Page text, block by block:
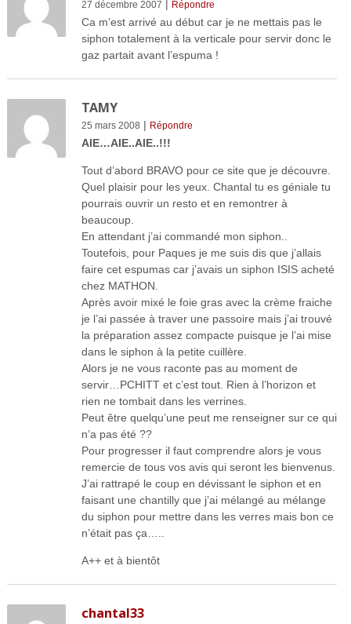
27 décembre 2007 | Répondre
Ca m’est arrivé au début car je ne mettais pas le
siphon totalement à la verticale pour servir donc le
gaz partait avant l’espuma !
TAMY
25 mars 2008 | Répondre
AIE…AIE..AIE..!!!
Tout d’abord BRAVO pour ce site que je découvre.
Quel plaisir pour les yeux. Chantal tu es géniale tu
pourrais ouvrir un resto et en remontrer à
beaucoup.
En attendant j’ai commandé mon siphon..
Toutefois, pour Paques je me suis dis que j’allais
faire cet espumas car j’avais un siphon ISIS acheté
chez MATHON.
Après avoir mixé le foie gras avec la crème fraiche
je l’ai passée à traver une passoire mais j’ai trouvé
la préparation assez compacte puisque je l’ai mise
dans le siphon à la petite cuillère.
Alors je ne vous raconte pas au moment de
servir…PCHITT et c’est tout. Rien à l’horizon et
rien ne tombait dans les verrines.
Peut être quelqu’une peut me renseigner sur ce qui
n’a pas été ??
Pour progresser il faut comprendre alors je vous
remercie de tous vos avis qui seront les bienvenus.
J’ai rattrapé le coup en dévissant le siphon et en
faisant une chantilly que j’ai mélangé au mélange
du siphon pour mettre dans les verres mais bon ce
n’était pas ça…..
A++ et à bientôt
chantal33